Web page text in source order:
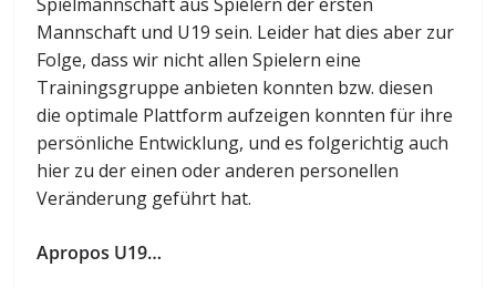
Mannschaft und U19 sein. Leider hat dies aber zur
Folge, dass wir nicht allen Spielern eine
Trainingsgruppe anbieten konnten bzw. diesen
die optimale Plattform aufzeigen konnten für ihre
persönliche Entwicklung, und es folgerichtig auch
hier zu der einen oder anderen personellen
Veränderung geführt hat.
Apropos U19…